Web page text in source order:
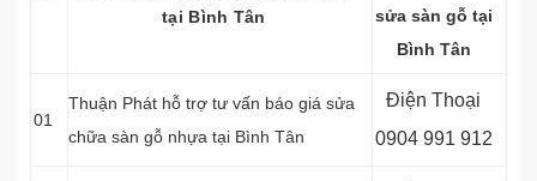
tại Bình Tân
sửa sàn gỗ tại
Bình Tân
01
Thuận Phát hỗ trợ tư vấn báo giá sửa
chữa sàn gỗ nhựa tại Bình Tân
Điện Thoại
0904 991 912